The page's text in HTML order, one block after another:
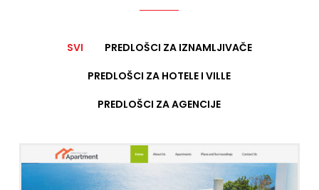
SVI
PREDLOŠCI ZA IZNAMLJIVAČE
PREDLOŠCI ZA HOTELE I VILLE
PREDLOŠCI ZA AGENCIJE